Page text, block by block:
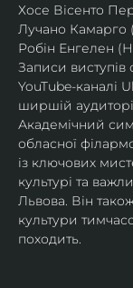
Хосе Вісенто
Лучано Камарго
Робін Енгелен
Записи виступів
YouTube-каналі
ширшій
Академічний
обласної
із ключових
культурі та
Львова. Він
культури
походить.